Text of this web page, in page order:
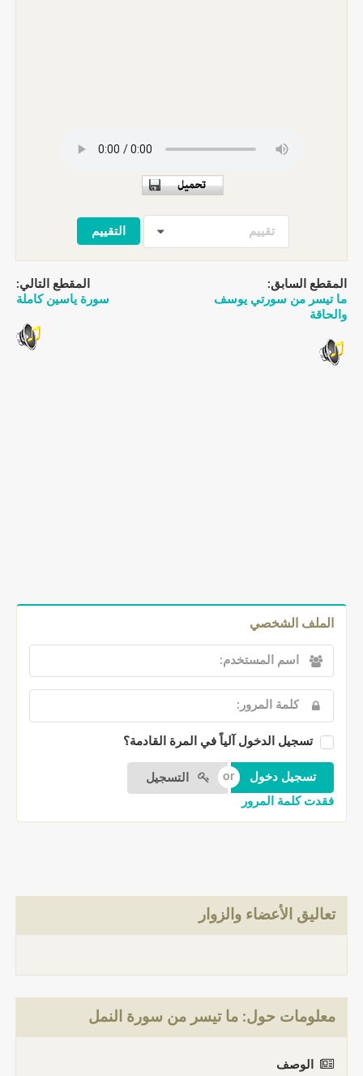
تقييم
المقطع السابق:
ما تيسر من سورتي يوسف
والحاقة
المقطع التالي:
سورة ياسين كاملة
الملف الشخصي
تسجيل الدخول آلياً في المرة القادمة؟
التسجيل
فقدت كلمة المرور
تعاليق الأعضاء والزوار
معلومات حول: ما تيسر من سورة النمل
الوصف